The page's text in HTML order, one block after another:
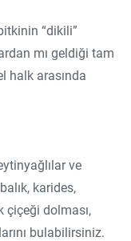
“dikili”
mı geldiği tam
halk arasında
ve
karides,
çiçeği dolması,
bulabilirsiniz.